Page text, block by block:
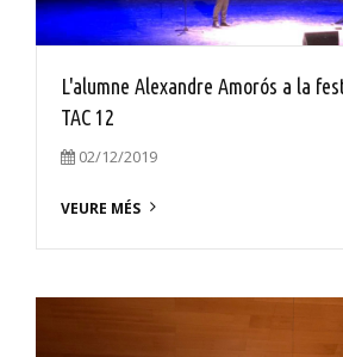
L'alumne Alexandre Amorós a la
TAC 12
02/12/2019
VEURE MÉS